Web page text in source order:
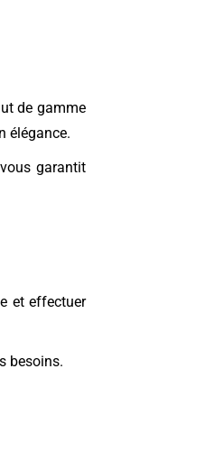
de gamme
élégance.
garantit
et effectuer
besoins.